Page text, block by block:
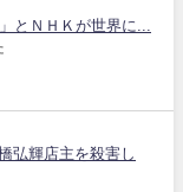
とＮＨＫが世界に...
弘輝店主を殺害し